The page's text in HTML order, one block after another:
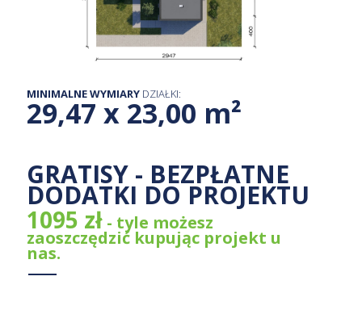
MINIMALNE WYMIARY DZIAŁKI:
29,47 x 23,00 m²
GRATISY - BEZPŁATNE
DODATKI DO PROJEKTU
1095 zł - tyle możesz
zaoszczędzić kupując projekt u
nas.